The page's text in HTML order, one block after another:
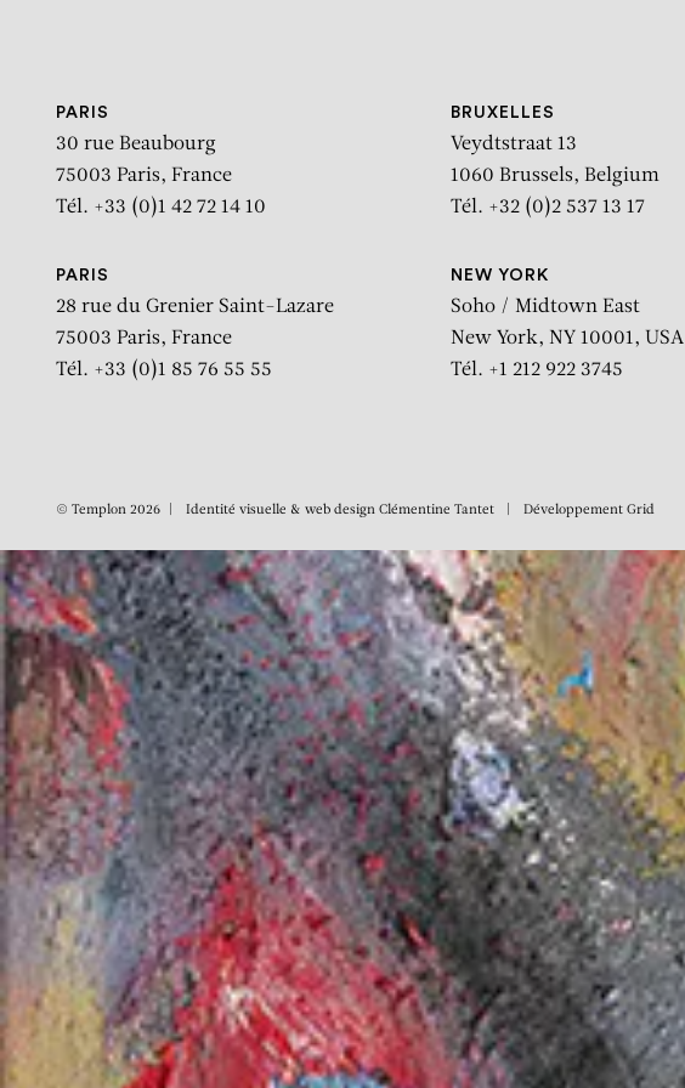
PARIS
30 rue Beaubourg
75003 Paris, France
Tél. +33 (0)1 42 72 14 10
BRUXELLES
Veydtstraat 13
1060 Brussels, Belgium
Tél. +32 (0)2 537 13 17
PARIS
28 rue du Grenier Saint-Lazare
75003 Paris, France
Tél. +33 (0)1 85 76 55 55
NEW YORK
Soho / Midtown East
New York, NY 10001, USA
Tél. +1 212 922 3745
© Templon 2026 Identité visuelle & web design Clémentine Tantet Développement Grid